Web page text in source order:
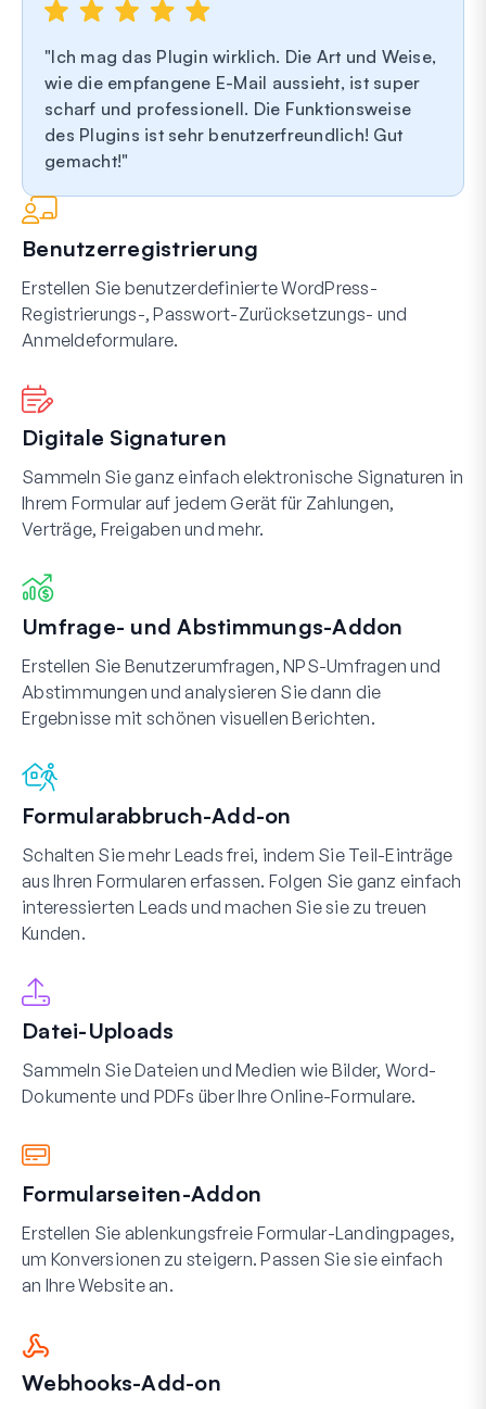
Ich mag das Plugin wirklich. Die Art und Weise,
wie die empfangene E-Mail aussieht, ist super
scharf und professionell. Die Funktionsweise
des Plugins ist sehr benutzerfreundlich! Gut
gemacht!
Benutzerregistrierung
Erstellen Sie benutzerdefinierte WordPress-
Registrierungs-, Passwort-Zurücksetzungs- und
Anmeldeformulare.
Digitale Signaturen
Sammeln Sie ganz einfach elektronische Signaturen in
Ihrem Formular auf jedem Gerät für Zahlungen,
Verträge, Freigaben und mehr.
Umfrage- und Abstimmungs-Addon
Erstellen Sie Benutzerumfragen, NPS-Umfragen und
Abstimmungen und analysieren Sie dann die
Ergebnisse mit schönen visuellen Berichten.
Formularabbruch-Add-on
Schalten Sie mehr Leads frei, indem Sie Teil-Einträge
aus Ihren Formularen erfassen. Folgen Sie ganz einfach
interessierten Leads und machen Sie sie zu treuen
Kunden.
Datei-Uploads
Sammeln Sie Dateien und Medien wie Bilder, Word-
Dokumente und PDFs über Ihre Online-Formulare.
Formularseiten-Addon
Erstellen Sie ablenkungsfreie Formular-Landingpages,
um Konversionen zu steigern. Passen Sie sie einfach
an Ihre Website an.
Webhooks-Add-on